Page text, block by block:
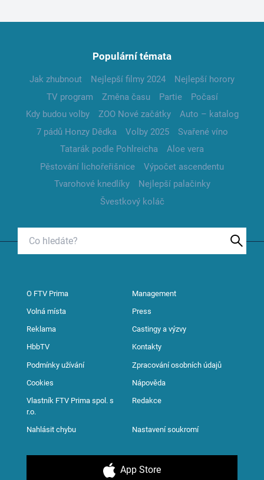
Populární témata
Jak zhubnout Nejlepší filmy 2024
Nejlepší horory
TV program
Změna času Partie
Počasí
Kdy budou volby
ZOO Nové začátky
Auto – katalog
7 pádů Honzy Dědka
Volby 2025
Svařené víno
Tatarák podle Pohlreicha
Aloe vera
Pěstování lichořeřišnice
Výpočet ascendentu
Tvarohové knedlíky
Nejlepší palačinky
Švestkový koláč
O FTV Prima Management
Volná místa Press
Reklama Castingy a výzvy
HbbTV Kontakty
Podmínky užívání Zpracování osobních údajů
Cookies Nápověda
Vlastník FTV Prima spol. s
r.o.
Redakce
Nahlásit chybu Nastavení soukromí
App Store